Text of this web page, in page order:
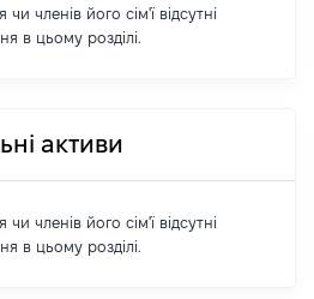
членів його сім'ї відсутні
в цьому розділі.
активи
членів його сім'ї відсутні
в цьому розділі.